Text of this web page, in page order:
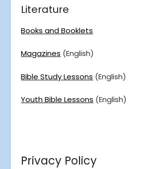
Literature
Books and Booklets
Magazines (English)
Bible Study Lessons (English)
Youth Bible Lessons (English)
Privacy Policy